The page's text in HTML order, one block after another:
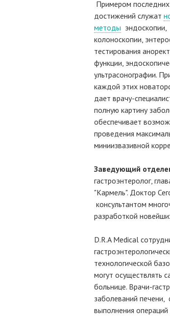
Примером последних
достижений служат
методы эндоскопии,
колоноскопии,
тестирования
функции,
ультрасонографии.
каждой этих
дает врачу-
полную картину
обеспечивает
проведения
миниизвазивной
Заведующий
гастроэнтеролог,
"Кармель". Доктор
консультантом
разработкой
D.R.A Medical
технологической
могут осуществлять
больнице. Врачи-
заболеваний
выполнения операций